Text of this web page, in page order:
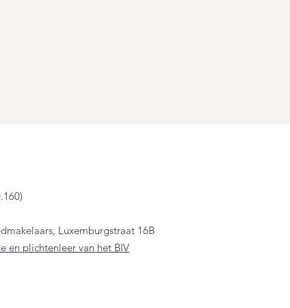
Luxemburgstraat 16B
en plichtenleer van het BIV